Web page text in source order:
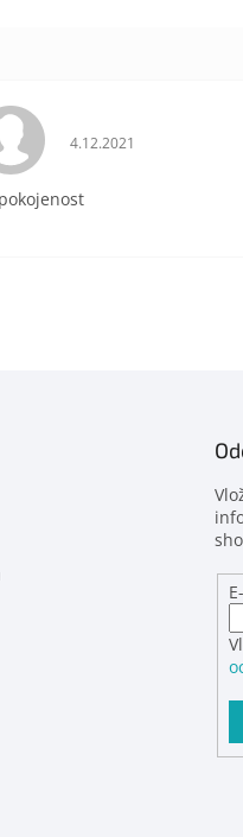
Hodnocení obchodu
4.12.2021